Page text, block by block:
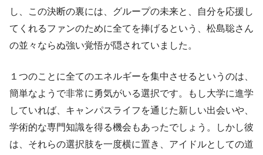
し、この決断の裏には、グループの未来と、自分を応援し
てくれるファンのために全てを捧げるという、松島聡さん
の並々ならぬ強い覚悟が隠されていました。
１つのことに全てのエネルギーを集中させるというのは、
簡単なようで非常に勇気がいる選択です。もし大学に進学
していれば、キャンパスライフを通じた新しい出会いや、
学術的な専門知識を得る機会もあったでしょう。しかし彼
は、それらの選択肢を一度横に置き、アイドルとしての道